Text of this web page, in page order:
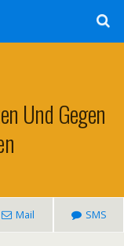
Und Gegen
Mail SMS